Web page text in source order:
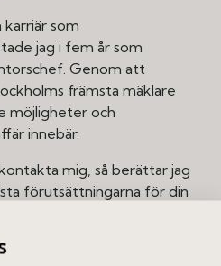
karriär som
jag i fem år som
Genom att
främsta mäklare
möjligheter och
innebär.
mig, så berättar jag
förutsättningarna för din